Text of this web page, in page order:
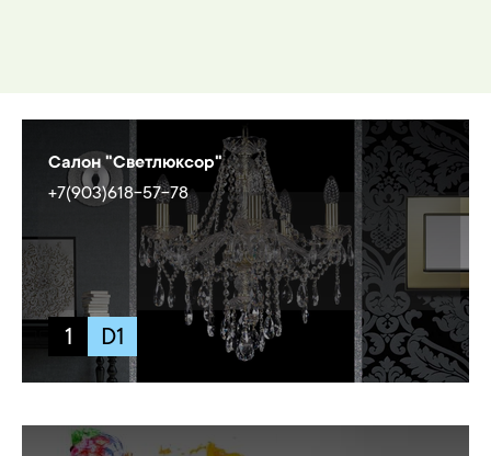
Салон "Светлюксор"
+7(903)618-57-78
1 D1